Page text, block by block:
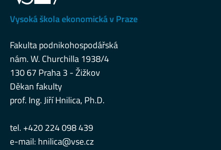
Vysoká škola ekonomická v Praze
Fakulta podnikohospodářská
nám. W. Churchilla 1938/4
130 67 Praha 3 - Žižkov
Děkan fakulty
prof. Ing. Jiří Hnilica, Ph.D.
tel. +420 224 098 439
e-mail: hnilica@vse.cz